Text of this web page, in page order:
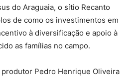
do Araguaia, o sítio Recanto
de como os investimentos em
à diversificação e apoio à
as famílias no campo.
Pedro Henrique Oliveira